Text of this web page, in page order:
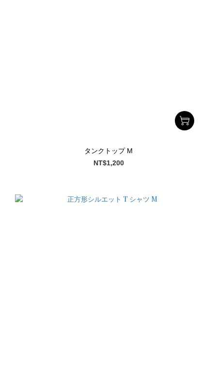
タンクトップ M
NT$1,200